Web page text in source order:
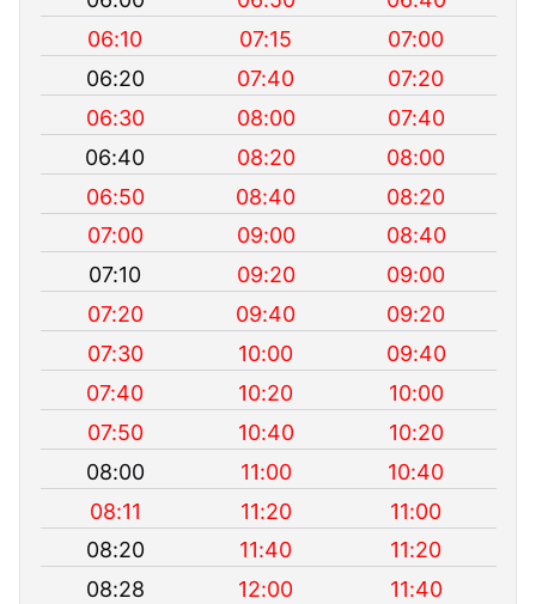
06:10
07:15
07:00
06:20
07:40
07:20
06:30
08:00
07:40
06:40
08:20
08:00
06:50
08:40
08:20
07:00
09:00
08:40
07:10
09:20
09:00
07:20
09:40
09:20
07:30
10:00
09:40
07:40
10:20
10:00
07:50
10:40
10:20
08:00
11:00
10:40
08:11
11:20
11:00
08:20
11:40
11:20
08:28
12:00
11:40